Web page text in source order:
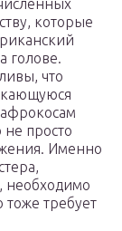
которые
голове.
что
не просто
Именно
необходимо
тоже требует